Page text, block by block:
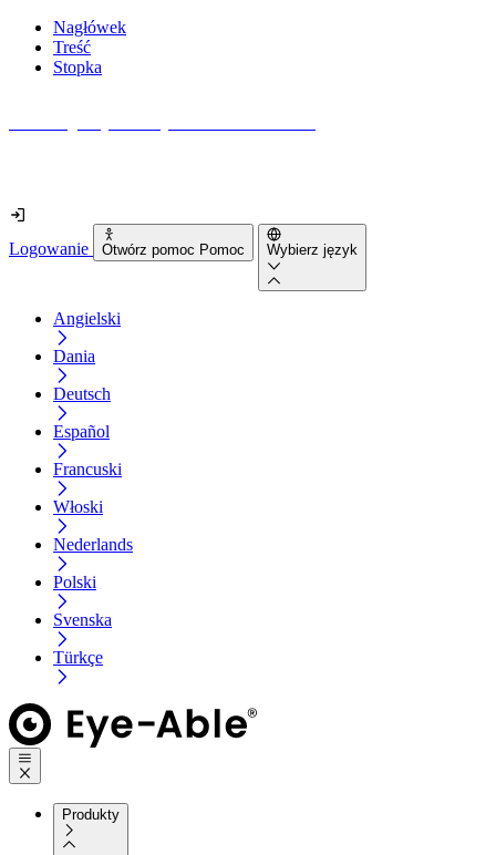
Nagłówek
Treść
Stopka
Logowanie Otwórz pomoc Pomoc Wybierz język
Angielski
Dania
Deutsch
Español
Francuski
Włoski
Nederlands
Polski
Svenska
Türkçe
Produkty